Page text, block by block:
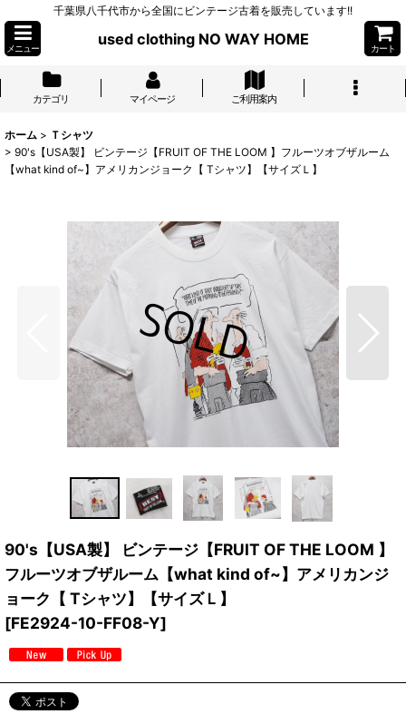
千葉県八千代市から全国にビンテージ古着を販売しています!!
メニュー
used clothing NO WAY HOME
カート
カテゴリ マイページ ご利用案内
ホーム > Ｔシャツ
> 90's【USA製】 ビンテージ【FRUIT OF THE LOOM 】フルーツオブザルーム
【what kind of~】アメリカンジョーク【 Tシャツ】【サイズＬ】
90's【USA製】 ビンテージ【FRUIT OF THE LOOM 】
フルーツオブザルーム【what kind of~】アメリカンジ
ョーク【 Tシャツ】【サイズＬ】
[FE2924-10-FF08-Y]